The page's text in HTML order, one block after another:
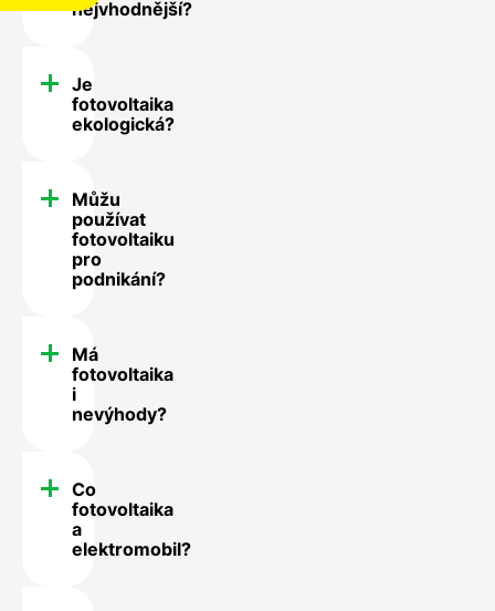
nejvhodnější?
Je
fotovoltaika
ekologická?
Můžu
používat
fotovoltaiku
pro
podnikání?
Má
fotovoltaika
i
nevýhody?
Co
fotovoltaika
a
elektromobil?